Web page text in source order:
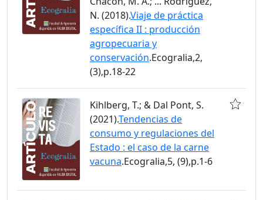
N. (2018).Viaje de práctica
específica II : producción
agropecuaria y
conservación.Ecogralia,2,
(3),p.18-22
Kihlberg, T.; & Dal Pont, S.
(2021).Tendencias de
consumo y regulaciones del
Estado : el caso de la carne
vacuna.Ecogralia,5, (9),p.1-6